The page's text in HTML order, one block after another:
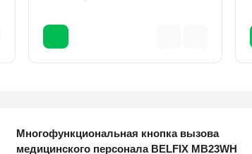
Многофункциональная кнопка вызова
медицинского персонала BELFIX MB23WH
Беспроводная наручная кнопка вызова
персонала BELFIX HB37W
Весы с печатью этикеток CAS LP-15B v1.6 (15
кг)
Кнопка вызова медицинского персонала
BELFIX MB15WH
Кнопка вызова медперсонала BELFIX MB31-M
Комплект вызова медицинского персонала
BELFIX KIT-007MED
Комплект системы вызова медицинского
персонала BELFIX KIT-046MED
Счетчик банкнот Cassida 5550 UV/MG
Счетчик банкнот Cassida 6650 LCD UV
Счетчик банкнот Cassida Xpecto (распознает
купюру)